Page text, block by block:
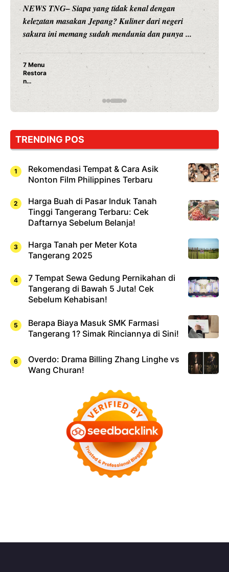
NEWS TNG– Siapa yang tidak kenal dengan
kelezatan masakan Jepang? Kuliner dari negeri
sakura ini memang sudah mendunia dan punya ...
7 Menu
Restora
n
Jepang
Dicoba,
Cuma
Sushi!
TRENDING POS
Rekomendasi Tempat & Cara Asik
Nonton Film Philippines Terbaru
Harga Buah di Pasar Induk Tanah
Tinggi Tangerang Terbaru: Cek
Daftarnya Sebelum Belanja!
Harga Tanah per Meter Kota
Tangerang 2025
7 Tempat Sewa Gedung Pernikahan di
Tangerang di Bawah 5 Juta! Cek
Sebelum Kehabisan!
Berapa Biaya Masuk SMK Farmasi
Tangerang 1? Simak Rinciannya di Sini!
Overdo: Drama Billing Zhang Linghe vs
Wang Churan!